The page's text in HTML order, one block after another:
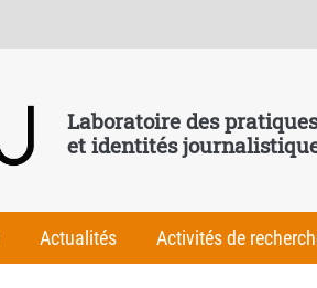
Laboratoire des
et identités
Actualités Activités de